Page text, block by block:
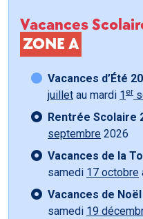
Vacances
ZONE A
Vacances d’Été
juillet au mardi 1 er
Rentrée Scolaire
septembre 2026
Vacances de la
samedi 17 octobre
Vacances de
samedi 19